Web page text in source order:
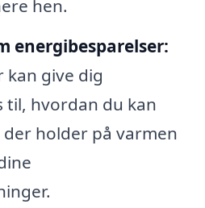
hen.
energibesparelser:
kan give dig
hvordan du kan
holder på varmen